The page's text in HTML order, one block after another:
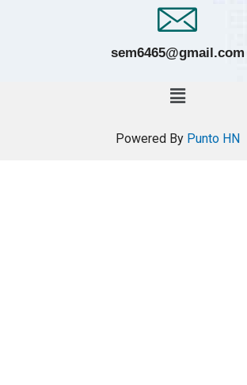
sem6465@gmail.com
Powered By Punto HN